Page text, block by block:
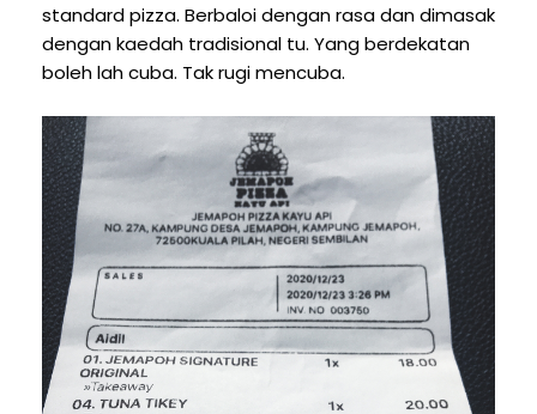
standard pizza. Berbaloi dengan rasa dan dimasak
dengan kaedah tradisional tu. Yang berdekatan
boleh lah cuba. Tak rugi mencuba.